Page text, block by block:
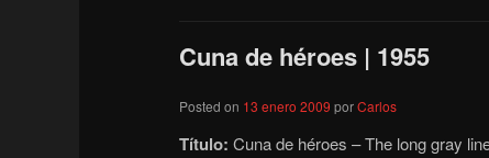
Cuna de héroes | 1955
Posted on 13 enero 2009 porCarlos
Título: Cuna de héroes – The long gray